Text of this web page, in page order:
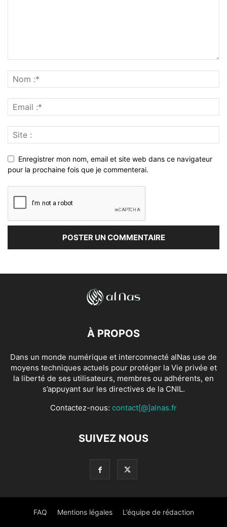
Enregistrer mon nom, email et site web dans ce navigateur
pour la prochaine fois que je commenterai.
À PROPOS
Dans un monde numérique et interconnecté alNas use de
moyens techniques actuels pour protéger la Vie privée et
la liberté de ses utilisateurs, membres ou adhérents, en
s’appuyant sur les directives de la CNIL.
Contactez-nous: contact[@]alnas.fr
SUIVEZ NOUS
FAQ Mentions légales L’équipe de rédaction